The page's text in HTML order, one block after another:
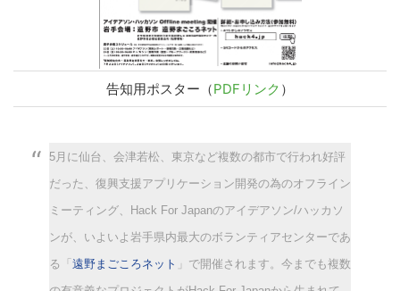
告知用ポスター（PDFリンク ）
5月に仙台、会津若松、東京など複数の都市で行われ好評
だった、復興支援アプリケーション開発の為のオフライン
ミーティング、Hack For Japanのアイデアソン/ハッカソ
ンが、いよいよ岩手県内最大のボランティアセンターであ
る「 遠野まごころネット 」で開催されます。 今までも複数